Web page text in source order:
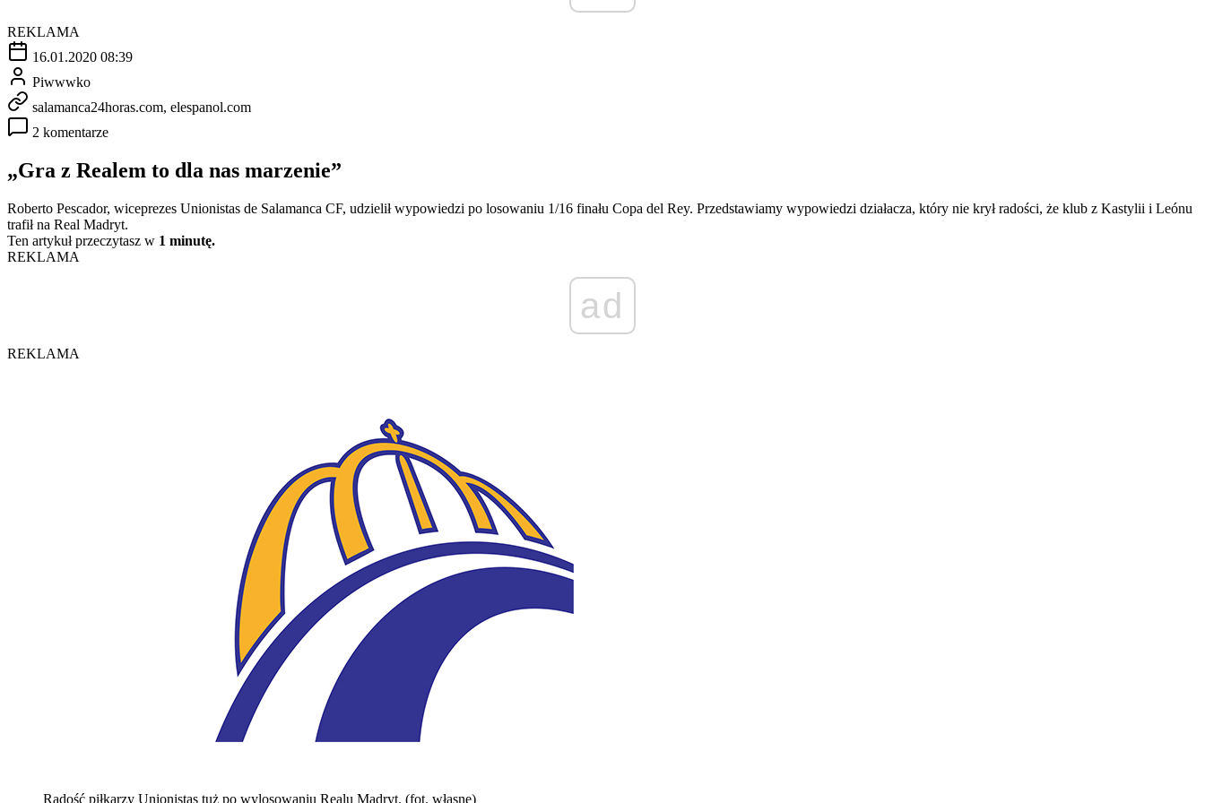
REKLAMA
16.01.2020 08:39
Piwwwko
salamanca24horas.com, elespanol.com
2 komentarze
„Gra z Realem to dla nas marzenie”
Roberto Pescador, wiceprezes Unionistas de Salamanca CF, udzielił wypowiedzi po losowaniu 1/16 finału Copa del Rey. Przedstawiamy wypowiedzi działacza, który nie krył radości, że klub z Kastylii i Leónu
trafił na Real Madryt.
Ten artykuł przeczytasz w 1 minutę.
REKLAMA
ad
REKLAMA
Radość piłkarzy Unionistas tuż po wylosowaniu Realu Madryt. (fot. własne)